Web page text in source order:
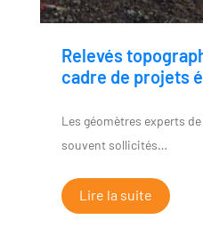
Relevés
cadre de projets
Les géomètres experts
souvent sollicités…
Lire la suite